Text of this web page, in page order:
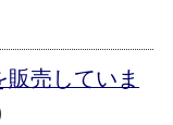
売していま